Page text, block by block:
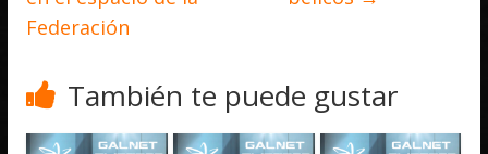
Federación
También te puede gustar